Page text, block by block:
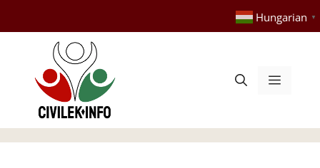
tartalomba
Hungarian ▼
Menü